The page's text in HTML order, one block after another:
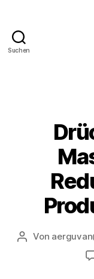
Suchen
Beitragsautor
Von